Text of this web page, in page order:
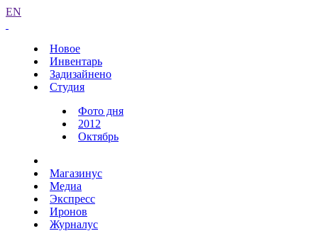
EN
Новое
Инвентарь
Задизайнено
Студия
Фото дня
2012
Октябрь
Магазинус
Медиа
Экспресс
Иронов
Журналус